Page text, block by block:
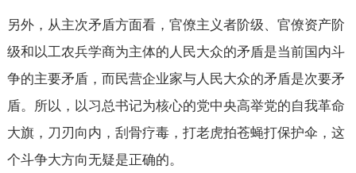
另外，从主次矛盾方面看，官僚主义者阶级、官僚资产阶
级和以工农兵学商为主体的人民大众的矛盾是当前国内斗
争的主要矛盾，而民营企业家与人民大众的矛盾是次要矛
盾。所以，以习总书记为核心的党中央高举党的自我革命
大旗，刀刃向内，刮骨疗毒，打老虎拍苍蝇打保护伞，这
个斗争大方向无疑是正确的。